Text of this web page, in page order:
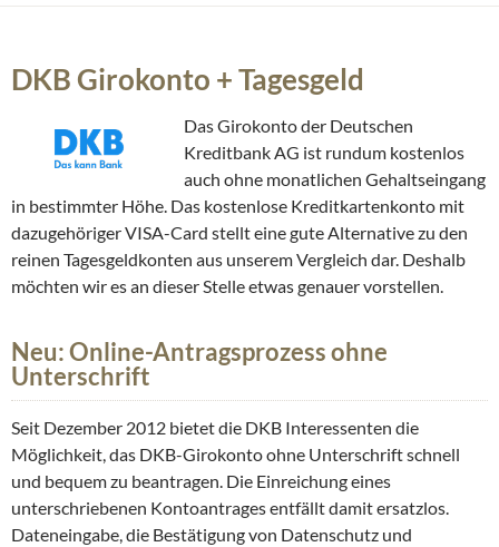
DKB Girokonto + Tagesgeld
Das Girokonto der Deutschen
Kreditbank AG ist rundum kostenlos
auch ohne monatlichen Gehaltseingang
in bestimmter Höhe. Das kostenlose Kreditkartenkonto mit
dazugehöriger VISA-Card stellt eine gute Alternative zu den
reinen Tagesgeldkonten aus unserem Vergleich dar. Deshalb
möchten wir es an dieser Stelle etwas genauer vorstellen.
Neu: Online-Antragsprozess ohne
Unterschrift
Seit Dezember 2012 bietet die DKB Interessenten die
Möglichkeit, das DKB-Girokonto ohne Unterschrift schnell
und bequem zu beantragen. Die Einreichung eines
unterschriebenen Kontoantrages entfällt damit ersatzlos.
Dateneingabe, die Bestätigung von Datenschutz und